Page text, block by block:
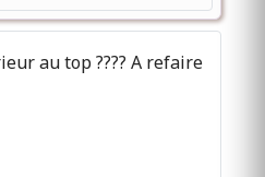
au top ???? A refaire